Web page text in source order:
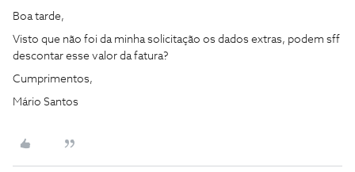
Boa tarde,
Visto que não foi da minha solicitação os dados extras, podem sff
descontar esse valor da fatura?
Cumprimentos,
Mário Santos